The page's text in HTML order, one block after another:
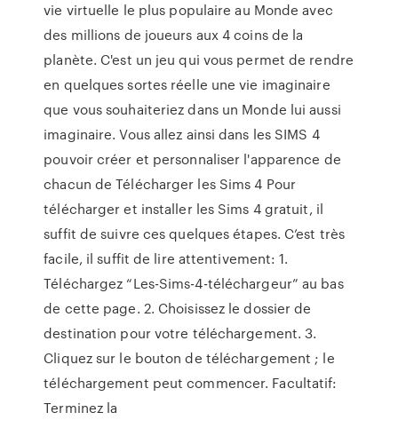
vie virtuelle le plus populaire au Monde avec
des millions de joueurs aux 4 coins de la
planète. C'est un jeu qui vous permet de rendre
en quelques sortes réelle une vie imaginaire
que vous souhaiteriez dans un Monde lui aussi
imaginaire. Vous allez ainsi dans les SIMS 4
pouvoir créer et personnaliser l'apparence de
chacun de Télécharger les Sims 4 Pour
télécharger et installer les Sims 4 gratuit, il
suffit de suivre ces quelques étapes. C’est très
facile, il suffit de lire attentivement: 1.
Téléchargez “Les-Sims-4-téléchargeur” au bas
de cette page. 2. Choisissez le dossier de
destination pour votre téléchargement. 3.
Cliquez sur le bouton de téléchargement ; le
téléchargement peut commencer. Facultatif:
Terminez la